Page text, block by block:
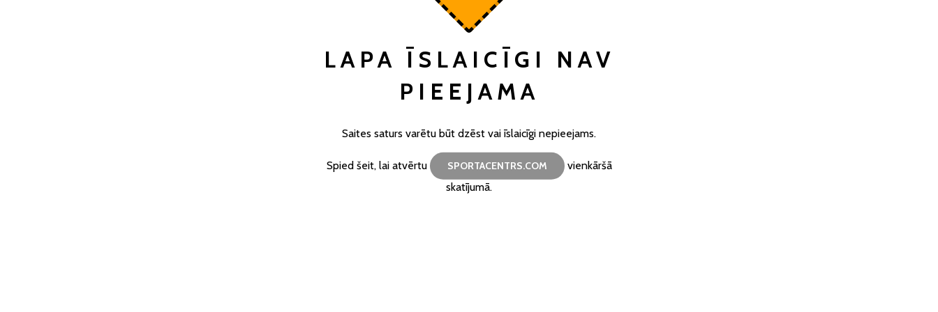
LAPA ĪSLAICĪGI NAV
PIEEJAMA
Saites saturs varētu būt dzēst vai īslaicīgi nepieejams.
Spied šeit, lai atvērtu SPORTACENTRS.COM
vienkāršā
skatījumā.